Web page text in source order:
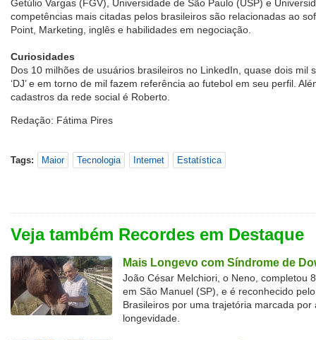
Getúlio Vargas (FGV), Universidade de São Paulo (USP) e
competências mais citadas pelos brasileiros são relacionadas ao
Point, Marketing, inglês e habilidades em negociação.
Curiosidades
Dos 10 milhões de usuários brasileiros no LinkedIn, quase dois mil
‘DJ’ e em torno de mil fazem referência ao futebol em seu perfil.
cadastros da rede social é Roberto.
Redação: Fátima Pires
Tags: Maior Tecnologia Internet Estatística
Veja também Recordes em Destaque
Mais Longevo com Síndrome de
João César Melchiori, o Neno, completou
em São Manuel (SP), e é reconhecido
Brasileiros por uma trajetória marcada por
longevidade.